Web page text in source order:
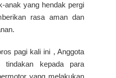
anak yang hendak pergi
rasa aman dan
pagi kali ini , Anggota
tindakan kepada para
yang melakukan